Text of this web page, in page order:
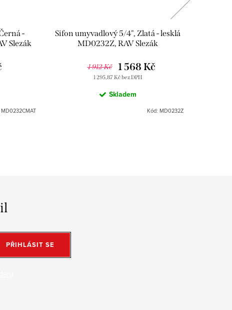
-
Slezák
MD0232CMAT
Sifon umyvadlový 5/4", Zlatá - lesklá
MD0232Z, RAV Slezák
1 912 Kč
1 295,87 Kč bez DPH
1 568 Kč
Skladem
Kód: MD0232Z
PŘIHLÁSIT SE